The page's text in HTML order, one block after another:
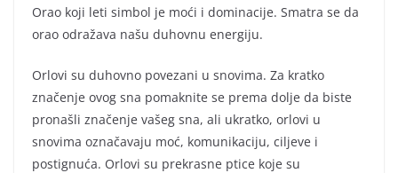
Orao koji leti simbol je moći i dominacije. Smatra se da
orao odražava našu duhovnu energiju.
Orlovi su duhovno povezani u snovima. Za kratko
značenje ovog sna pomaknite se prema dolje da biste
pronašli značenje vašeg sna, ali ukratko, orlovi u
snovima označavaju moć, komunikaciju, ciljeve i
postignuća. Orlovi su prekrasne ptice koje su